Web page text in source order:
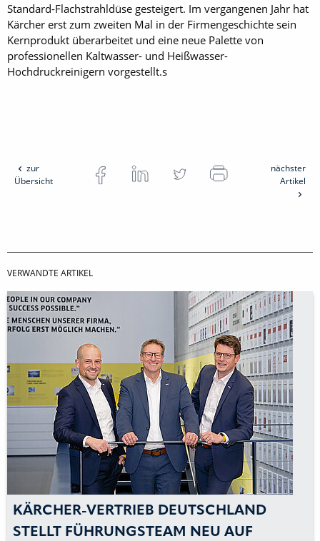
Standard-Flachstrahldüse gesteigert. Im vergangenen Jahr hat
Kärcher erst zum zweiten Mal in der Firmengeschichte sein
Kernprodukt überarbeitet und eine neue Palette von
professionellen Kaltwasser- und Heißwasser-
Hochdruckreinigern vorgestellt.s
zur
Übersicht
nächster
Artikel
VERWANDTE ARTIKEL
KÄRCHER-VERTRIEB DEUTSCHLAND
STELLT FÜHRUNGSTEAM NEU AUF